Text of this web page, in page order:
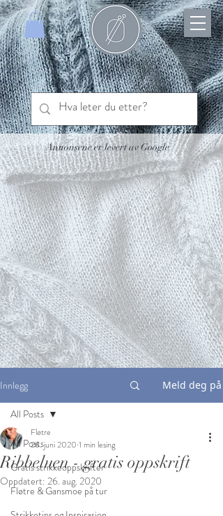
Annonsene er levert av Google
Innlegg Meld deg på
All Posts
Gratis strikkeoppskrifter
Fløtre & Gansmoe på tur
All Posts
Ribbeluen - gratis oppskrift
Fløtre
26. juni 2020 1 min lesing
Oppdatert: 26. aug. 2020